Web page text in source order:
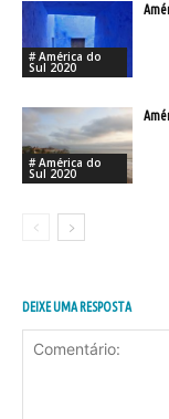
# América do
Sul 2020
# América do
Sul 2020
DEIXE UMA RESPOSTA